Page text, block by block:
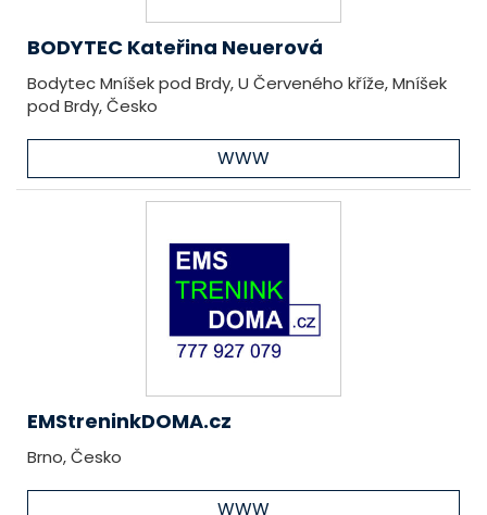
BODYTEC Kateřina Neuerová
Bodytec Mníšek pod Brdy, U Červeného kříže, Mníšek
pod Brdy, Česko
WWW
EMStreninkDOMA.cz
Brno, Česko
WWW